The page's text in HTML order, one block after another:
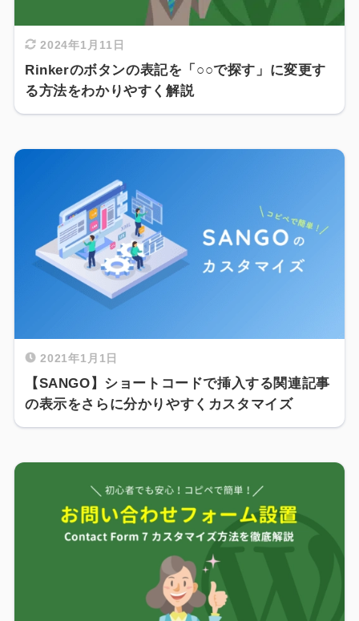
2024年1月11日
Rinkerのボタンの表記を「○○で探す」に変更す
る方法をわかりやすく解説
2021年1月1日
【SANGO】ショートコードで挿入する関連記事
の表示をさらに分かりやすくカスタマイズ